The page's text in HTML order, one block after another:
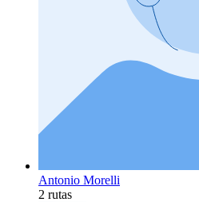
Antonio Morelli
2 rutas